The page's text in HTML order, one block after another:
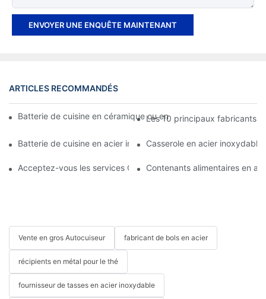
ENVOYER UNE ENQUÊTE MAINTENANT
ARTICLES RECOMMANDÉS
Batterie de cuisine en céramique ou en acier inoxydable : que
Les 10 principaux fabricants
Batterie de cuisine en acier inoxydable ou antiadhésive :
Casserole en acier inoxydable
Acceptez-vous les services OEM ?Contenants alimentaires en
Vente en gros Autocuiseur fabricant de bols en acier
récipients en métal pour le thé
fournisseur de tasses en acier inoxydable